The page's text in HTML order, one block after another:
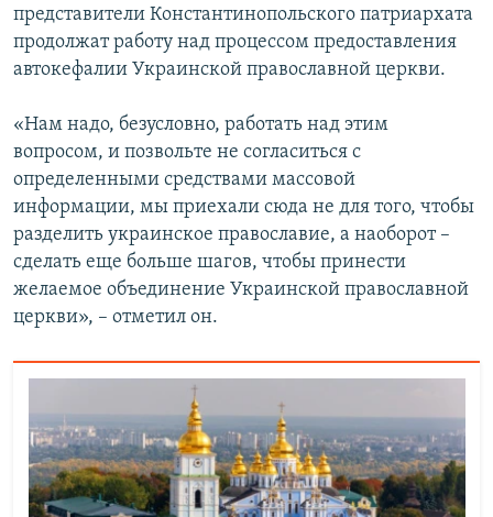
представители Константинопольского патриархата
продолжат работу над процессом предоставления
автокефалии Украинской православной церкви.
«Нам надо, безусловно, работать над этим
вопросом, и позвольте не согласиться с
определенными средствами массовой
информации, мы приехали сюда не для того, чтобы
разделить украинское православие, а наоборот –
сделать еще больше шагов, чтобы принести
желаемое объединение Украинской православной
церкви», – отметил он.